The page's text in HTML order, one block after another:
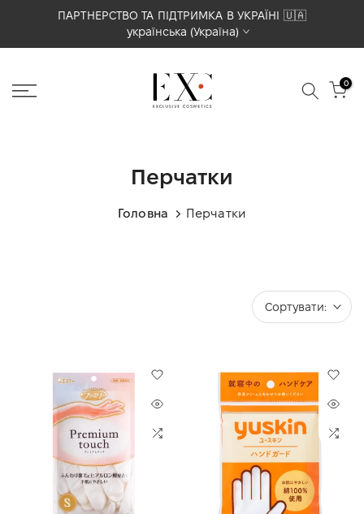
Перейти
вмісту
ПАРТНЕРСТВО ТА ПІДТРИМКА В УКРАЇНІ 🇺🇦
українська (Україна)
0
Перчатки
Головна Перчатки
Сортувати: